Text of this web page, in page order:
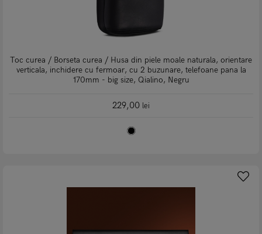
Toc curea / Borseta curea / Husa din piele moale naturala, orientare
verticala, inchidere cu fermoar, cu 2 buzunare, telefoane pana la
170mm - big size, Qialino, Negru
229,00 lei